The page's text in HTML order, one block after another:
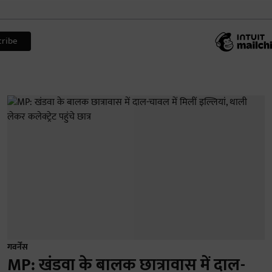
गवर्नेंस
MP: खंडवा के बालक छात्रावास में दाल-